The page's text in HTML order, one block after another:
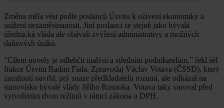
Změna měla vést podle poslanců Úsvitu k oživení ekonomiky a
snížení nezaměstnanosti. Jiní poslanci se stejně jako bývalá
úřednická vláda ale obávali zvýšení administrativy a možných
daňových úniků.
“Cílem novely je odlehčit malým a středním podnikatelům,” řekl šéf
frakce Úsvitu Radim Fiala. Zpravodaj Václav Votava (ČSSD), který
zamítnutí navrhl, prý snaze předkladatelů rozumí, ale odkázal na
stanovisko bývalé vlády Jiřího Rusnoka. Votava taky varoval před
vytvořením dvou režimů v rámci zákona o DPH.